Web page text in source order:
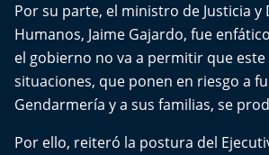
Agenda Propia
Chile, Historia de 30 años
Carrera a La Moneda
Aquí Estamos
Por su parte, el ministro de Justicia y
Humanos, Jaime Gajardo, fue
el gobierno no va a permitir que
situaciones, que ponen en riesgo a
Gendarmería y a sus familias, se
Por ello, reiteró la postura del